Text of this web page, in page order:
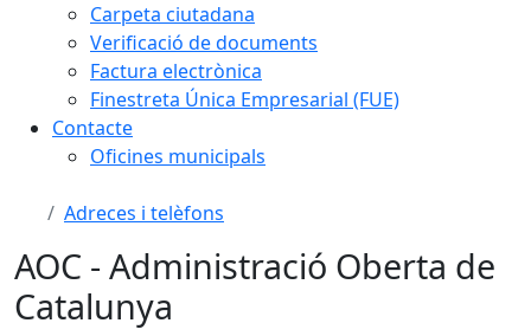
Carpeta ciutadana
Verificació de documents
Factura electrònica
Finestreta Única Empresarial (FUE)
Contacte
Oficines municipals
Adreces i telèfons
AOC - Administració Oberta de
Catalunya